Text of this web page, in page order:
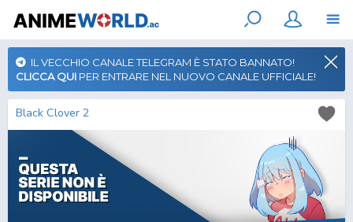
IL VECCHIO CANALE TELEGRAM È STATO BANNATO!
CLICCA QUI PER ENTRARE NEL NUOVO CANALE UFFICIALE!
Black Clover 2